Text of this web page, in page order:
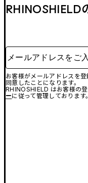
メールアドレスをご
お客様がメールアドレスを
同意したことになります。
RHINOSHIELD はお客様の
ーに従って管理しております。